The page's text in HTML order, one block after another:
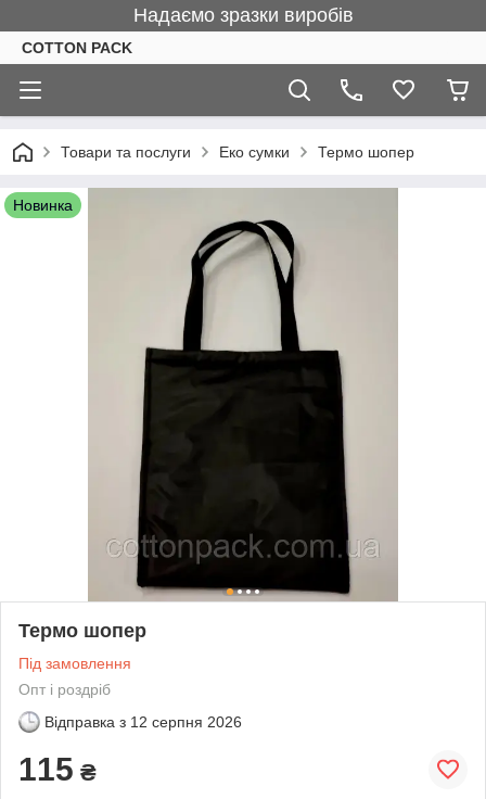
Надаємо зразки виробів
COTTON PACK
Товари та послуги Еко сумки Термо шопер
Новинка
Термо шопер
Під замовлення
Опт і роздріб
Відправка з 12 серпня 2026
115 ₴